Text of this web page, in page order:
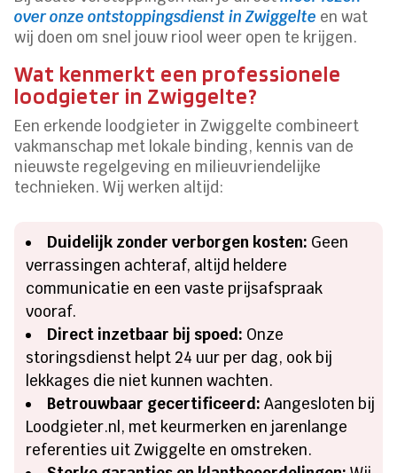
over onze ontstoppingsdienst in Zwiggelte en wat
wij doen om snel jouw riool weer open te krijgen.
Wat kenmerkt een professionele
loodgieter in Zwiggelte?
Een erkende loodgieter in Zwiggelte combineert
vakmanschap met lokale binding, kennis van de
nieuwste regelgeving en milieuvriendelijke
technieken. Wij werken altijd:
Duidelijk zonder verborgen kosten: Geen
verrassingen achteraf, altijd heldere
communicatie en een vaste prijsafspraak
vooraf.
Direct inzetbaar bij spoed: Onze
storingsdienst helpt 24 uur per dag, ook bij
lekkages die niet kunnen wachten.
Betrouwbaar gecertificeerd: Aangesloten bij
Loodgieter.nl, met keurmerken en jarenlange
referenties uit Zwiggelte en omstreken.